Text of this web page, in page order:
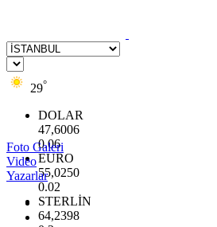
29°
DOLAR
47,6006
0.06
EURO
55,0250
0.02
STERLİN
64,2398
Foto Galeri
Video
Yazarlar